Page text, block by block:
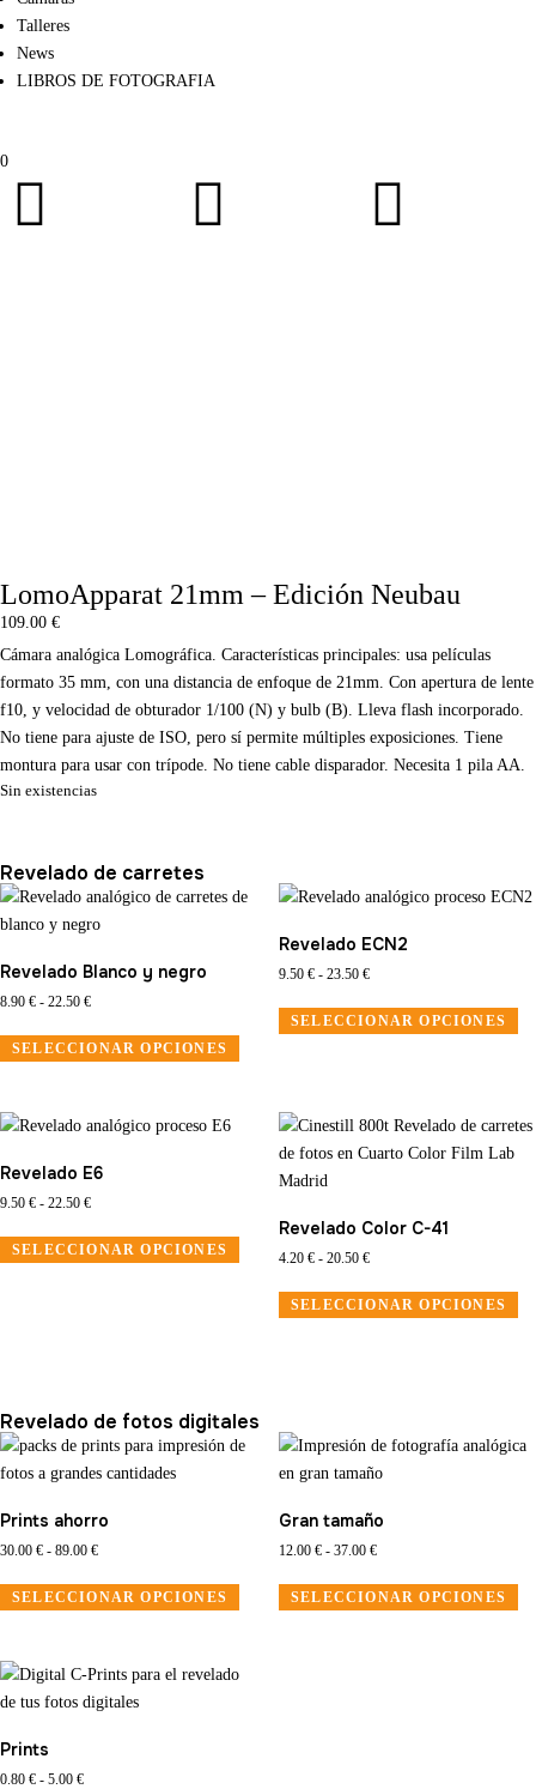
Talleres
News
LIBROS DE FOTOGRAFIA
0
LomoApparat 21mm – Edición Neubau
109.00 €
Cámara analógica Lomográfica. Características principales: usa películas
formato 35 mm, con una distancia de enfoque de 21mm. Con apertura de lente
f10, y velocidad de obturador 1/100 (N) y bulb (B). Lleva flash incorporado.
No tiene para ajuste de ISO, pero sí permite múltiples exposiciones. Tiene
montura para usar con trípode. No tiene cable disparador. Necesita 1 pila AA.
Sin existencias
Revelado de carretes
Revelado Blanco y negro
8.90 € - 22.50 €
SELECCIONAR OPCIONES
Revelado ECN2
9.50 € - 23.50 €
SELECCIONAR OPCIONES
Revelado E6
9.50 € - 22.50 €
SELECCIONAR OPCIONES
Revelado Color C-41
4.20 € - 20.50 €
SELECCIONAR OPCIONES
Revelado de fotos digitales
Prints ahorro
30.00 € - 89.00 €
SELECCIONAR OPCIONES
Gran tamaño
12.00 € - 37.00 €
SELECCIONAR OPCIONES
Prints
0.80 € - 5.00 €